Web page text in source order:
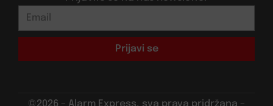
Prijavi se